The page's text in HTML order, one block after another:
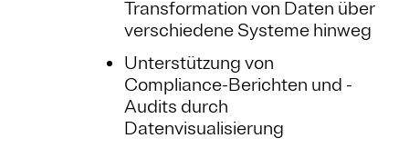
Transformation von Daten über
verschiedene Systeme hinweg
Unterstützung von
Compliance-Berichten und -
Audits durch
Datenvisualisierung